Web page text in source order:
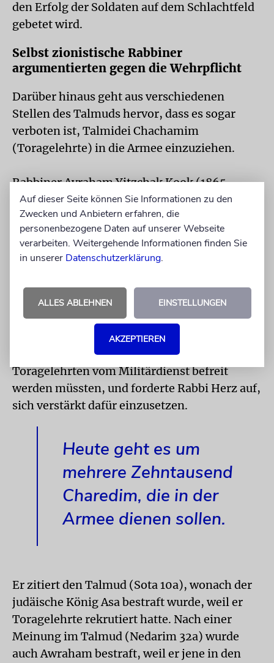
den Erfolg der Soldaten auf dem Schlachtfeld
gebetet wird.
Selbst zionistische Rabbiner
argumentierten gegen die Wehrpflicht
Darüber hinaus geht aus verschiedenen
Stellen des Talmuds hervor, dass es sogar
verboten ist, Talmidei Chachamim
(Toragelehrte) in die Armee einzuziehen.
Rabbiner Avraham Yitzchak Kook (1865–
1935), der erste aschkenasische Oberrabbiner
im britischen Mandatsgebiet Palästina, war
während des Ersten Weltkriegs Rabbiner der
Londoner Gemeinde Machzikei HaDaas und
vom britischen Militärdienst zu befreien. In
einem Brief an den Oberrabbiner des
britischen Königreichs, Rabbi Joseph Herz
(1872–1946), legte er unter Berufung auf
zahlreiche Quellen dar, dass die
Toragelehrten vom Militärdienst befreit
werden müssten, und forderte Rabbi Herz auf,
sich verstärkt dafür einzusetzen.
Heute geht es um
mehrere Zehntausend
Charedim, die in der
Armee dienen sollen.
Er zitiert den Talmud (Sota 10a), wonach der
judäische König Asa bestraft wurde, weil er
Toragelehrte rekrutiert hatte. Nach einer
Meinung im Talmud (Nedarim 32a) wurde
auch Awraham bestraft, weil er jene in den
Auf dieser Seite können Sie Informationen zu den
Zwecken und Anbietern erfahren, die
personenbezogene Daten auf unserer Webseite
verarbeiten. Weitergehende Informationen finden Sie
in unserer Datenschutzerklärung.
ALLES ABLEHNEN EINSTELLUNGEN
AKZEPTIEREN